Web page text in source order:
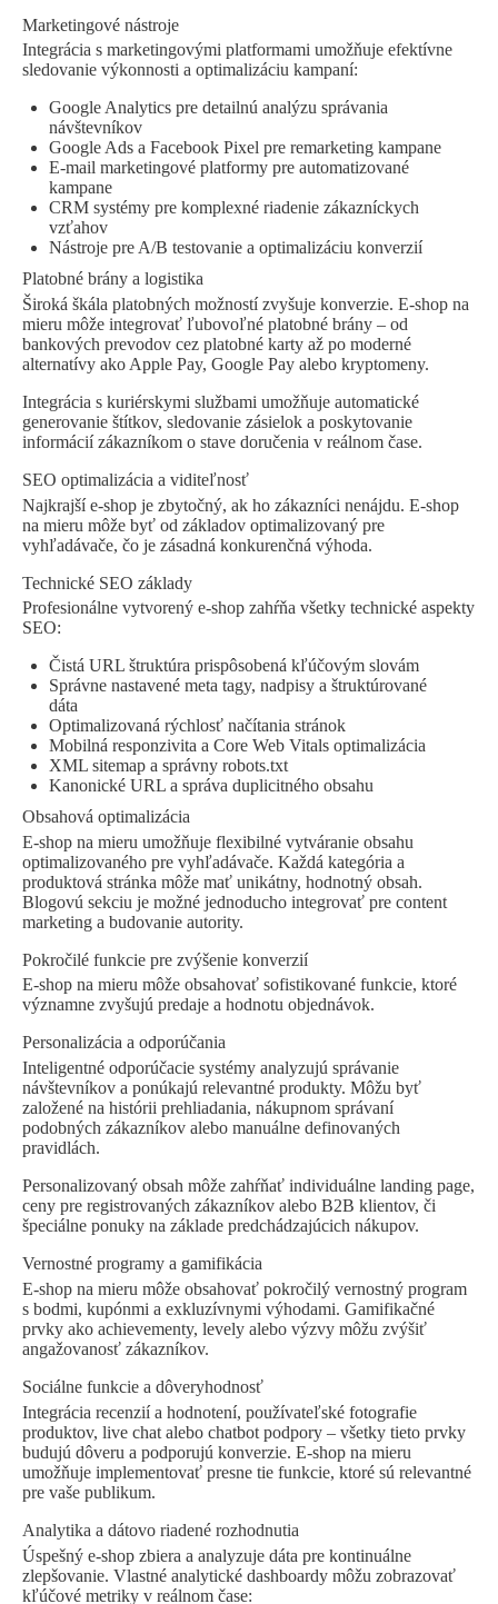
Marketingové nástroje
Integrácia s marketingovými platformami umožňuje efektívne
sledovanie výkonnosti a optimalizáciu kampaní:
Google Analytics pre detailnú analýzu správania
návštevníkov
Google Ads a Facebook Pixel pre remarketing kampane
E-mail marketingové platformy pre automatizované
kampane
CRM systémy pre komplexné riadenie zákazníckych
vzťahov
Nástroje pre A/B testovanie a optimalizáciu konverzií
Platobné brány a logistika
Široká škála platobných možností zvyšuje konverzie. E-shop na
mieru môže integrovať ľubovoľné platobné brány – od
bankových prevodov cez platobné karty až po moderné
alternatívy ako Apple Pay, Google Pay alebo kryptomeny.
Integrácia s kuriérskymi službami umožňuje automatické
generovanie štítkov, sledovanie zásielok a poskytovanie
informácií zákazníkom o stave doručenia v reálnom čase.
SEO optimalizácia a viditeľnosť
Najkrajší e-shop je zbytočný, ak ho zákazníci nenájdu. E-shop
na mieru môže byť od základov optimalizovaný pre
vyhľadávače, čo je zásadná konkurenčná výhoda.
Technické SEO základy
Profesionálne vytvorený e-shop zahŕňa všetky technické aspekty
SEO:
Čistá URL štruktúra prispôsobená kľúčovým slovám
Správne nastavené meta tagy, nadpisy a štruktúrované
dáta
Optimalizovaná rýchlosť načítania stránok
Mobilná responzivita a Core Web Vitals optimalizácia
XML sitemap a správny robots.txt
Kanonické URL a správa duplicitného obsahu
Obsahová optimalizácia
E-shop na mieru umožňuje flexibilné vytváranie obsahu
optimalizovaného pre vyhľadávače. Každá kategória a
produktová stránka môže mať unikátny, hodnotný obsah.
Blogovú sekciu je možné jednoducho integrovať pre content
marketing a budovanie autority.
Pokročilé funkcie pre zvýšenie konverzií
E-shop na mieru môže obsahovať sofistikované funkcie, ktoré
významne zvyšujú predaje a hodnotu objednávok.
Personalizácia a odporúčania
Inteligentné odporúčacie systémy analyzujú správanie
návštevníkov a ponúkajú relevantné produkty. Môžu byť
založené na histórii prehliadania, nákupnom správaní
podobných zákazníkov alebo manuálne definovaných
pravidlách.
Personalizovaný obsah môže zahŕňať individuálne landing page,
ceny pre registrovaných zákazníkov alebo B2B klientov, či
špeciálne ponuky na základe predchádzajúcich nákupov.
Vernostné programy a gamifikácia
E-shop na mieru môže obsahovať pokročilý vernostný program
s bodmi, kupónmi a exkluzívnymi výhodami. Gamifikačné
prvky ako achievementy, levely alebo výzvy môžu zvýšiť
angažovanosť zákazníkov.
Sociálne funkcie a dôveryhodnosť
Integrácia recenzií a hodnotení, používateľské fotografie
produktov, live chat alebo chatbot podpory – všetky tieto prvky
budujú dôveru a podporujú konverzie. E-shop na mieru
umožňuje implementovať presne tie funkcie, ktoré sú relevantné
pre vaše publikum.
Analytika a dátovo riadené rozhodnutia
Úspešný e-shop zbiera a analyzuje dáta pre kontinuálne
zlepšovanie. Vlastné analytické dashboardy môžu zobrazovať
kľúčové metriky v reálnom čase: